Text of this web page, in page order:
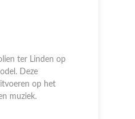
Deze
op het
muziek.